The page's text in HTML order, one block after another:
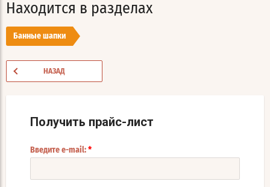
Находится в разделах
Банные шапки
НАЗАД
Получить прайс-лист
Введите e-mail: *